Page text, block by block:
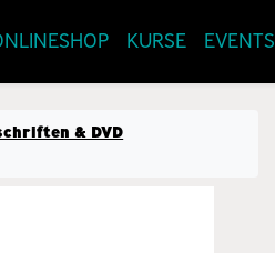
KURSE EVENTS
& DVD